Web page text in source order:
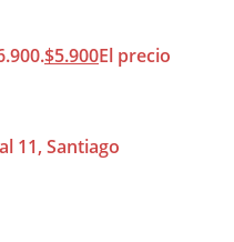
$5.900El precio
11, Santiago